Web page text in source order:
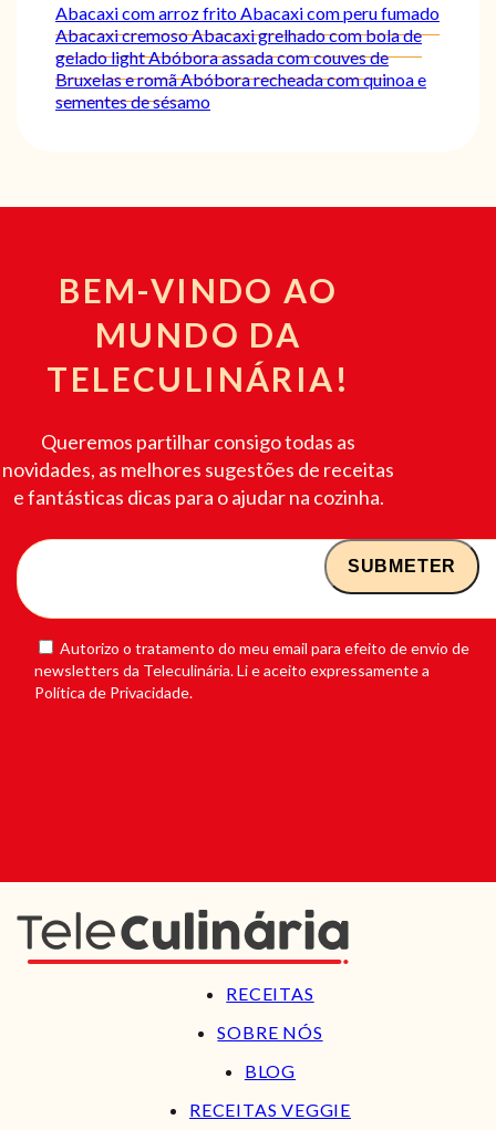
Abacaxi com arroz fritoAbacaxi com peru fumado
Abacaxi cremosoAbacaxi grelhado com bola de
gelado lightAbóbora assada com couves de
Bruxelas e romãAbóbora recheada com quinoa e
sementes de sésamo
BEM-VINDO AO
MUNDO DA
TELECULINÁRIA!
Queremos partilhar consigo todas as
novidades, as melhores sugestões de receitas
e fantásticas dicas para o ajudar na cozinha.
Autorizo o tratamento do meu email para efeito de envio de
newsletters da Teleculinária. Li e aceito expressamente a
Política de Privacidade.
RECEITAS
SOBRE NÓS
BLOG
RECEITAS VEGGIE